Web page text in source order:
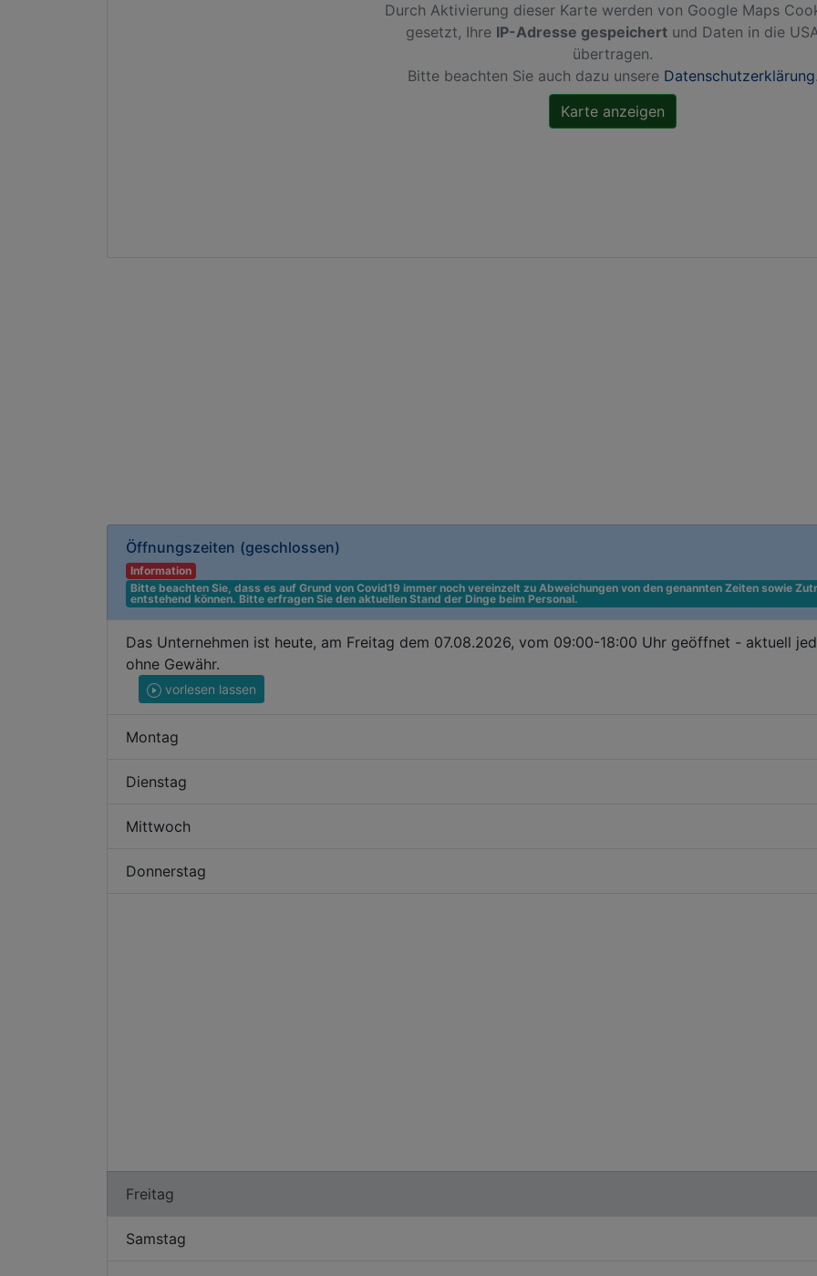
Öffnungszeiten (geschlossen)
Information
Bitte beachten Sie, dass es auf Grund von Covid19 immer noch vereinzelt zu Abweichungen von den genannten Zeiten sowie
entstehend können. Bitte erfragen Sie den aktuellen Stand der Dinge beim Personal.
Das Unternehmen ist heute, am Freitag dem 07.08.2026, vom 09:00-18:00 Uhr geöffnet - aktuell
ohne Gewähr.
vorlesen lassen
Montag
Dienstag
Mittwoch
Donnerstag
Freitag
Samstag
Durch Aktivierung dieser Karte werden von Google Maps
gesetzt, Ihre IP-Adresse gespeichert und Daten in die
übertragen.
Bitte beachten Sie auch dazu unsere Datenschutzerklärung